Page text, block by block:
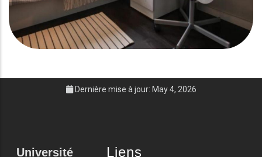
Dernière mise à jour: May 4, 2026
Université
Liens